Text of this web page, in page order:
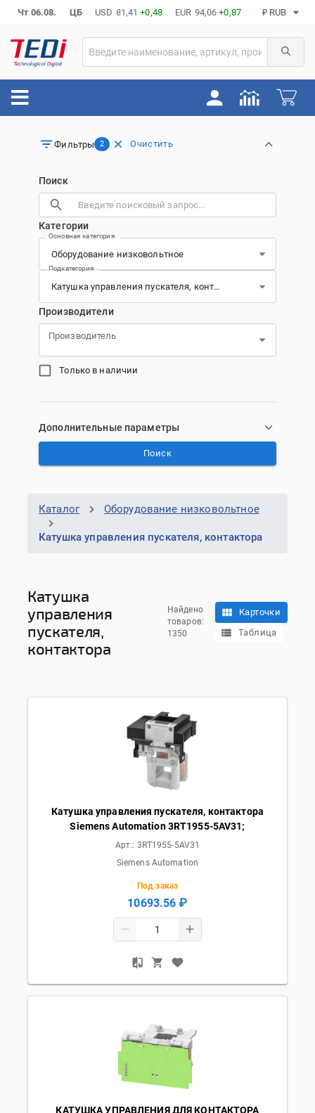
Чт 06.08. ЦБ USD 81,41 +0,48 EUR 94,06 +0,87 ₽ RUB
Фильтры 2 Очистить
Поиск
Категории
Основная категория
Подкатегория
Производители
Производитель
Только в наличии
Дополнительные параметры
Поиск
Каталог Оборудование низковольтное
Катушка управления пускателя, контактора
Катушка
управления
пускателя,
контактора
Найдено
товаров:
1350
Карточки
Таблица
Катушка управления пускателя, контактора
Siemens Automation 3RT1955-5AV31;
Арт.: 3RT1955-5AV31
Siemens Automation
Под заказ
10693.56 ₽
КАТУШКА УПРАВЛЕНИЯ ДЛЯ КОНТАКТОРА